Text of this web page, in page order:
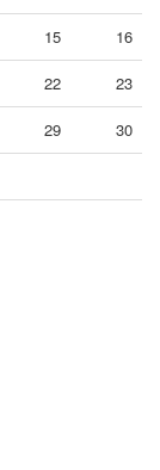
15 16
22 23
29 30